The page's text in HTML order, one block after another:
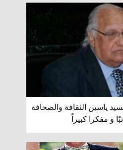
ياسين الثقافة والصحافة
و مفكرا كبيراً